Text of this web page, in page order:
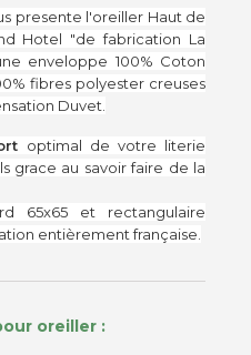
presente l'oreiller Haut de
Hotel "de fabrication La
enveloppe 100% Coton
fibres polyester creuses
Duvet.
optimal de votre literie
grace au savoir faire de la
65x65 et rectangulaire
entièrement française.
oreiller :